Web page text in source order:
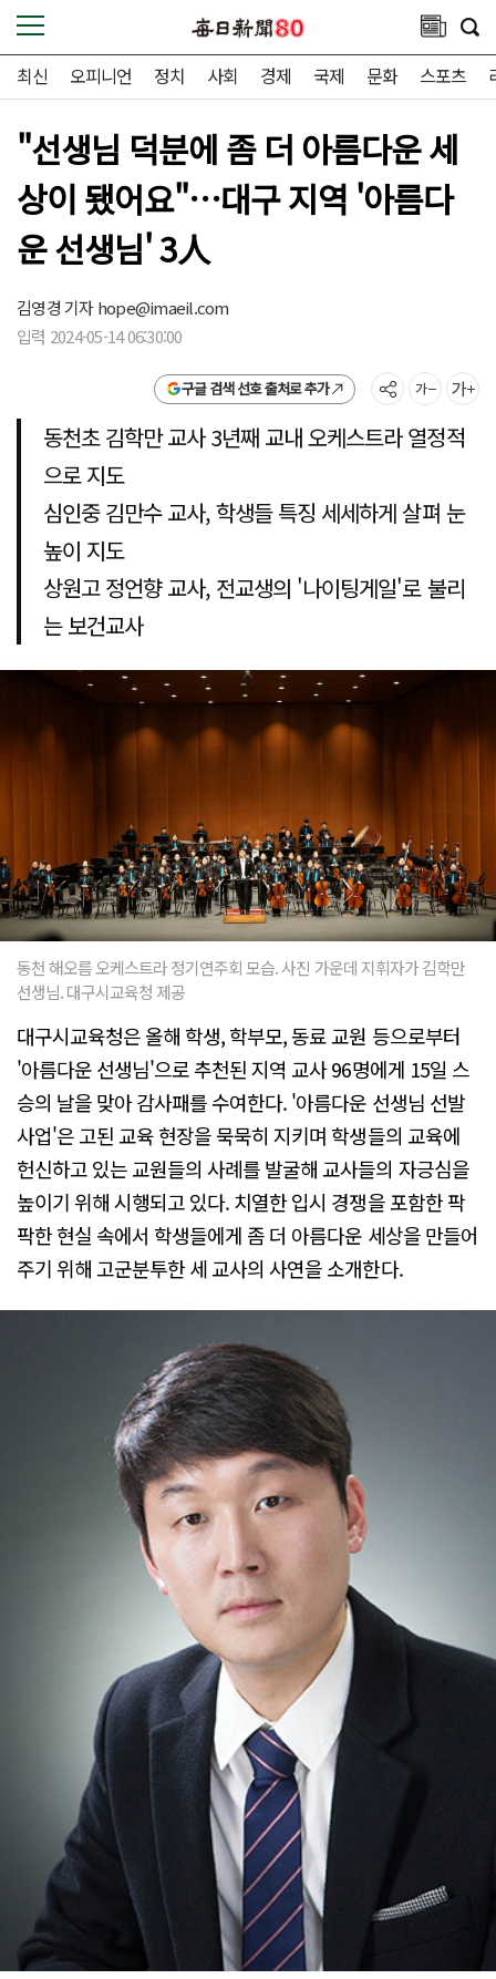
최신 오피니언 정치 사회 경제 국제 문화 스포츠
"선생님 덕분에 좀 더 아름다운 세
상이 됐어요"…대구 지역 '아름다
운 선생님' 3人
김영경 기자hope@imaeil.com
입력 2024-05-14 06:30:00
구글 검색 선호 출처로 추가
동천초 김학만 교사 3년째 교내 오케스트라 열정적
으로 지도
심인중 김만수 교사, 학생들 특징 세세하게 살펴 눈
높이 지도
상원고 정언향 교사, 전교생의 '나이팅게일'로 불리
는 보건교사
동천 해오름 오케스트라 정기연주회 모습. 사진 가운데 지휘자가 김학만
선생님. 대구시교육청 제공
대구시교육청은 올해 학생, 학부모, 동료 교원 등으로부터
'아름다운 선생님'으로 추천된 지역 교사 96명에게 15일 스
승의 날을 맞아 감사패를 수여한다. '아름다운 선생님 선발
사업'은 고된 교육 현장을 묵묵히 지키며 학생들의 교육에
헌신하고 있는 교원들의 사례를 발굴해 교사들의 자긍심을
높이기 위해 시행되고 있다. 치열한 입시 경쟁을 포함한 팍
팍한 현실 속에서 학생들에게 좀 더 아름다운 세상을 만들어
주기 위해 고군분투한 세 교사의 사연을 소개한다.